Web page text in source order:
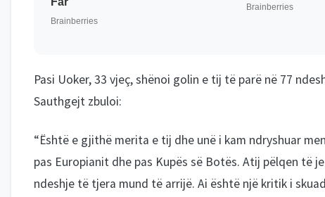
Pasi Uoker, 33 vjeç, shënoi golin e tij të parë në 77
Sauthgejt zbuloi:
“Është e gjithë merita e tij dhe unë i kam ndryshuar
pas Europianit dhe pas Kupës së Botës. Atij pëlqen të
ndeshje të tjera mund të arrijë. Ai është një kritik i